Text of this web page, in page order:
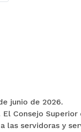
junio de 2026.
El Consejo Superior
las servidoras y